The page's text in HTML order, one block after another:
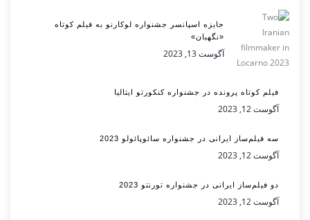
جایزه اسپانسر جشنواره لوکارنو به فیلم کوتاه
«نگهبان»
آگوست 13, 2023
فیلم کوتاه پرونده در جشنواره کنکورتو ایتالیا
آگوست 12, 2023
سه فیلم‌ساز ایرانی در جشنواره سائوپائولو 2023
آگوست 12, 2023
دو فیلم‌ساز ایرانی در جشنواره تورنتو 2023
آگوست 12, 2023